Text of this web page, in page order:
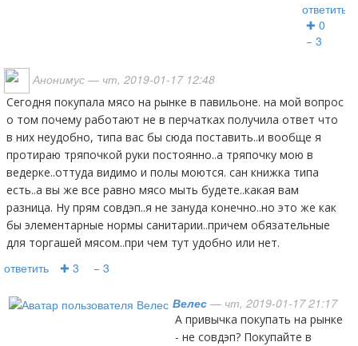
ответить
✚ 0
− 3
Анонимус — чт, 2019-01-17 12:48
сегодня покупала мясо на рынке в павильоне. на мой вопрос
о том почему работают не в перчатках получила ответ что
в них неудобно, типа вас бы сюда поставить..и вообще я
протираю тряпочкой руки постоянно..а тряпочку мою в
ведерке..оттуда видимо и полы моются. сан книжка типа
есть..а вы же все равно мясо мыть будете..какая вам
разница. Ну прям совдэп..я не зануда конечно..но это же как
бы элементарные нормы санитарии..причем обязательные
для торгашей мясом..при чем тут удобно или нет.
ответить ✚ 3 − 3
Велес — чт, 2019-01-17 21:17
А привычка покупать на рынке
- не совдэп? Покупайте в